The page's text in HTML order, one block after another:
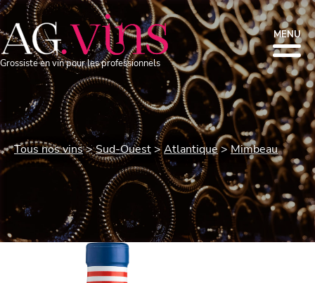
Grossiste en vin pour les professionnels
MENU
Tous nos vins Sud-Ouest Atlantique Mimbeau